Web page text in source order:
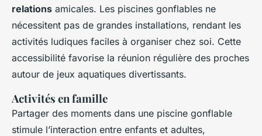
relations amicales. Les piscines gonflables ne
nécessitent pas de grandes installations, rendant les
activités ludiques faciles à organiser chez soi. Cette
accessibilité favorise la réunion régulière des proches
autour de jeux aquatiques divertissants.
Activités en famille
Partager des moments dans une piscine gonflable
stimule l’interaction entre enfants et adultes,